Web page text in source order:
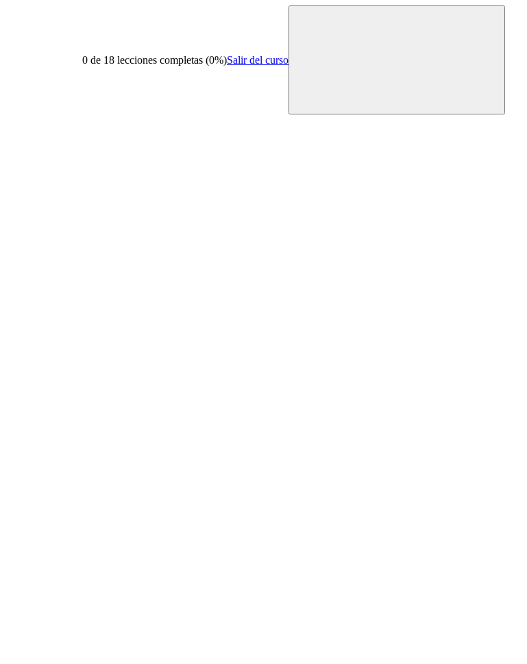
0 de 18 lecciones completas (0%)Salir del curso